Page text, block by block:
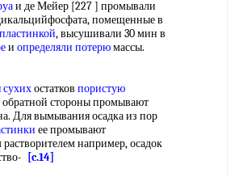
и де Мейер [227 ] промывали
помещенные в
, высушивали 30 мин в
и определяли потерюмассы.
сухихостатков пористую
обратной стороны промывают
Для вымывания осадка из пор
ее промывают
например, осадок
[c.14]